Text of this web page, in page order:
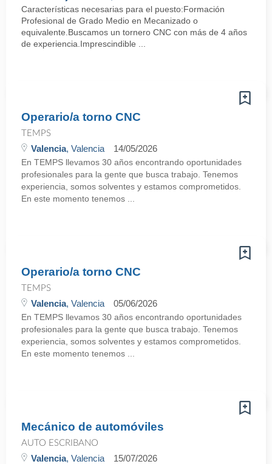
Características necesarias para el puesto:Formación
Profesional de Grado Medio en Mecanizado o
equivalente.Buscamos un tornero CNC con más de 4 años
de experiencia.Imprescindible ...
Operario/a torno CNC
TEMPS
Valencia, Valencia 14/05/2026
En TEMPS llevamos 30 años encontrando oportunidades
profesionales para la gente que busca trabajo. Tenemos
experiencia, somos solventes y estamos comprometidos.
En este momento tenemos ...
Operario/a torno CNC
TEMPS
Valencia, Valencia 05/06/2026
En TEMPS llevamos 30 años encontrando oportunidades
profesionales para la gente que busca trabajo. Tenemos
experiencia, somos solventes y estamos comprometidos.
En este momento tenemos ...
Mecánico de automóviles
AUTO ESCRIBANO
Valencia, Valencia 15/07/2026